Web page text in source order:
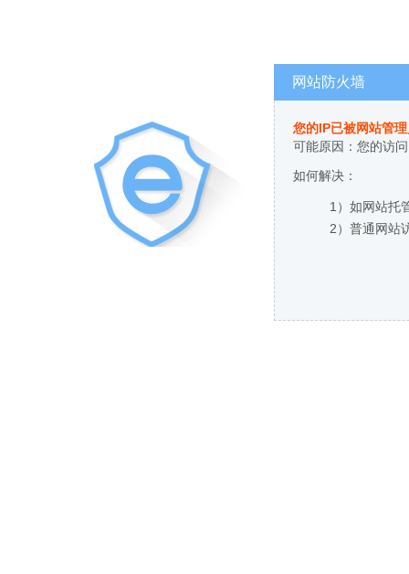
网站防火墙
您的IP已被网站管
可能原因：您的访
如何解决：
1）如网站托
2）普通网站